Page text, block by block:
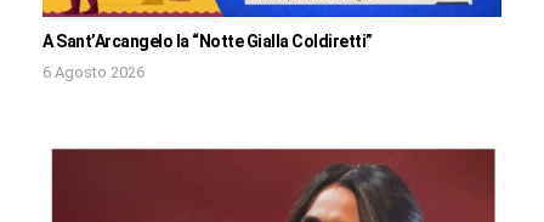
A Sant’Arcangelo la “Notte Gialla Coldiretti”
6 Agosto 2026